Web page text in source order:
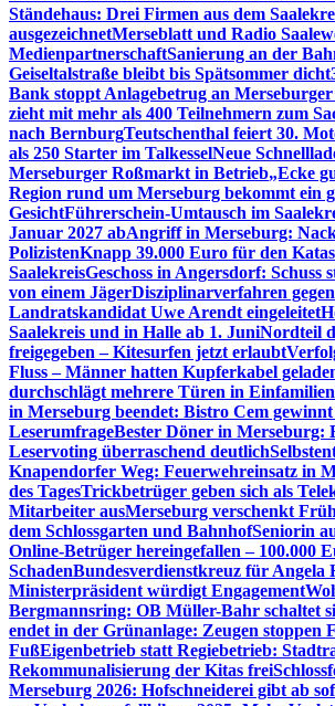
Ständehaus: Drei Firmen aus dem
ausgezeichnetMerseblatt und Radio
MedienpartnerschaftSanierung an der
Geiseltalstraße bleibt bis Spätsommer dicht
Bank stoppt Anlagebetrug an
zieht mit mehr als 400 Teilnehmern zum
nach BernburgTeutschenthal feiert 30.
als 250 Starter im TalkesselNeue
Merseburger Roßmarkt in Betrieb„Ecke
Region rund um Merseburg bekommt ein
GesichtFührerschein-Umtausch im
Januar 2027 abAngriff in Merseburg:
PolizistenKnapp 39.000 Euro für den
SaalekreisGeschoss in Angersdorf: Schuss
von einem JägerDisziplinarverfahren
Landratskandidat Uwe Arendt eingeleitet
Saalekreis und in Halle ab 1. JuniNordteil
freigegeben – Kitesurfen jetzt erlaubt
Fluss – Männer hatten Kupferkabel
durchschlägt mehrere Türen in
in Merseburg beendet: Bistro Cem
LeserumfrageBester Döner in Merseburg:
Leservoting überraschend deutlich
Knapendorfer Weg: Feuerwehreinsatz in
des TagesTrickbetrüger geben sich als
Mitarbeiter ausMerseburg verschenkt
dem Schlossgarten und BahnhofSeniorin
Online-Betrüger hereingefallen – 100.000
SchadenBundesverdienstkreuz für Angela
Ministerpräsident würdigt Engagement
Bergmannsring: OB Müller-Bahr schaltet
endet in der Grünanlage: Zeugen stoppen
FußEigenbetrieb statt Regiebetrieb:
Rekommunalisierung der Kitas frei
Merseburg 2026: Hofschneiderei gibt ab